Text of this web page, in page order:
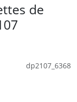
de
dp2107_6368